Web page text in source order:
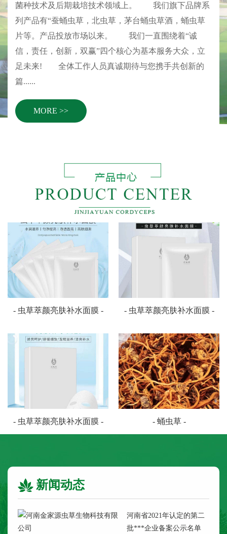
菌种技术及后期栽培技术领域上。 我们旗下品牌系
列产品有“蚕蛹虫草，北虫草，茅台蛹虫草酒，蛹虫草
片等。产品投放市场以来。 我们一直围绕着“诚
信，责任，创新，双赢”四个核心为基本服务大众，立
足未来! 全体工作人员真诚期待与您携手共创新的
篇......
MORE >>
- 虫草萃颜亮肤补水面膜 -
- 虫草萃颜亮肤补水面膜 -
- 虫草萃颜亮肤补水面膜 -
- 蛹虫草 -
新闻动态
河南省2021年认定的第二
批***企业备案公示名单